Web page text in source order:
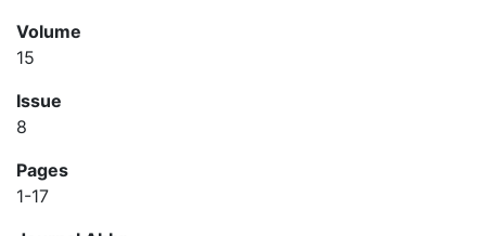
Volume
15
Issue
8
Pages
1-17